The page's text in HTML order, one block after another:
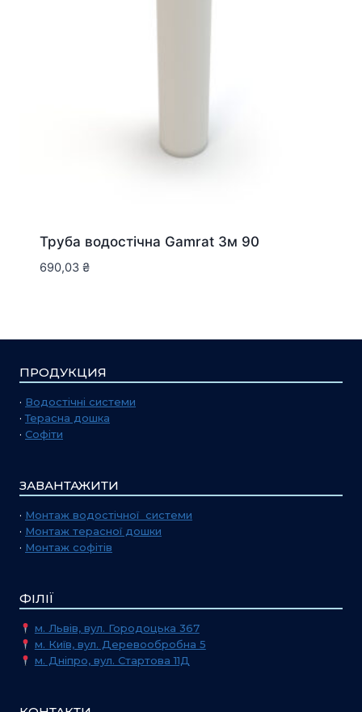
Труба водостічна Gamrat 3м 90
690,03 ₴
ПРОДУКЦИЯ
· Водостічні системи
·Терасна дошка
· Софіти
ЗАВАНТАЖИТИ
· Монтаж водостічної системи
· Монтаж терасної дошки
· Монтаж софітів
ФІЛІЇ
м. Львів, вул. Городоцька 367
м. Київ, вул. Деревообробна 5
м. Дніпро, вул. Стартова 11Д